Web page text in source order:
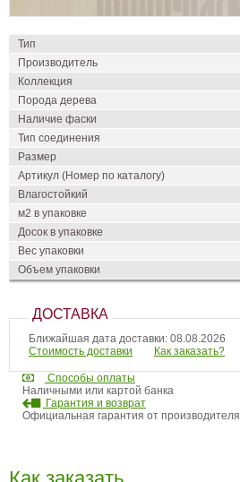
Тип
Производитель
Коллекция
Порода дерева
Наличие фаски
Тип соединения
Размер
Артикул (Номер по каталогу)
Влагостойкий
м2 в упаковке
Досок в упаковке
Вес упаковки
Объем упаковки
ДОСТАВКА
Ближайшая дата доставки: 08.08.2026
Стоимость доставки
Как заказать?
Способы оплаты
Наличными или картой банка
Гарантия и возврат
Официальная гарантия от производителя